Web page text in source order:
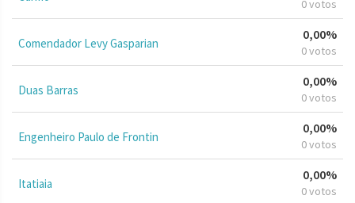
0 votos
Comendador Levy Gasparian
0,00%
0 votos
Duas Barras
0,00%
0 votos
Engenheiro Paulo de Frontin
0,00%
0 votos
Itatiaia
0,00%
0 votos